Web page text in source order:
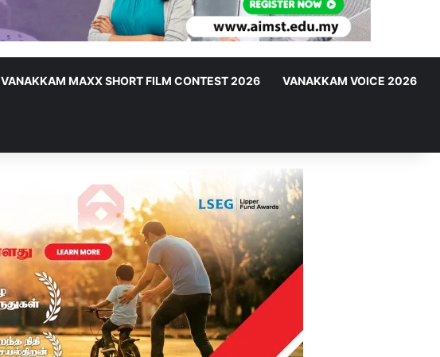
VANAKKAM MAXX SHORT FILM CONTEST 2026 VANAKKAM VOICE 2026